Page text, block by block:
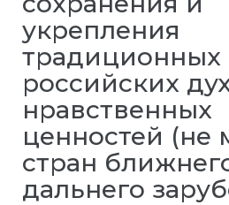
укрепления
традиционных
российских
нравственных
ценностей (не
стран
дальнего